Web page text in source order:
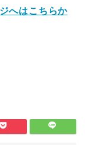
へはこちらか